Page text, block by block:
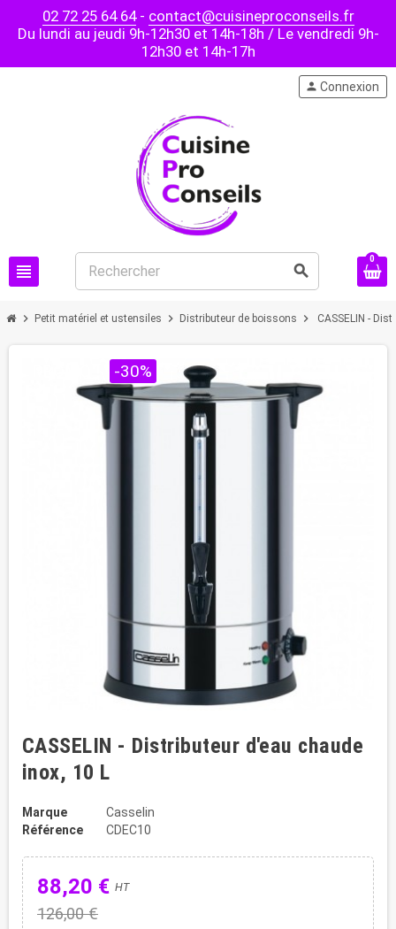
02 72 25 64 64- contact@cuisineproconseils.fr
Du lundi au jeudi 9h-12h30 et 14h-18h / Le vendredi 9h-
12h30 et 14h-17h
view_headline search
person Connexion
0
chevron_right Petit matériel et ustensiles chevron_right Distributeur de boissons chevron_right CASSELIN -
-30%
CASSELIN - Distributeur d'eau chaude
inox, 10 L
Marque
Casselin
Référence
CDEC10
88,20 € HT
126,00 €